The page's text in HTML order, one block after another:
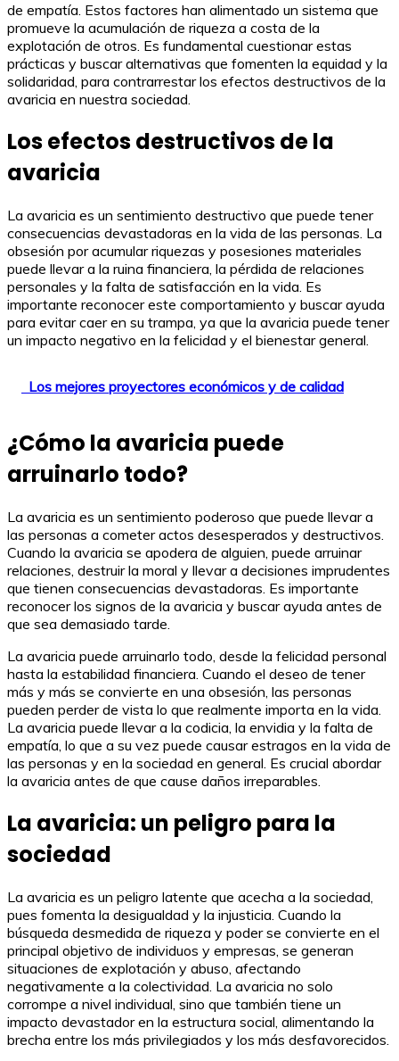
de empatía. Estos factores han alimentado un sistema que
promueve la acumulación de riqueza a costa de la
explotación de otros. Es fundamental cuestionar estas
prácticas y buscar alternativas que fomenten la equidad y la
solidaridad, para contrarrestar los efectos destructivos de la
avaricia en nuestra sociedad.
Los efectos destructivos de la
avaricia
La avaricia es un sentimiento destructivo que puede tener
consecuencias devastadoras en la vida de las personas. La
obsesión por acumular riquezas y posesiones materiales
puede llevar a la ruina financiera, la pérdida de relaciones
personales y la falta de satisfacción en la vida. Es
importante reconocer este comportamiento y buscar ayuda
para evitar caer en su trampa, ya que la avaricia puede tener
un impacto negativo en la felicidad y el bienestar general.
Los mejores proyectores económicos y de calidad
¿Cómo la avaricia puede
arruinarlo todo?
La avaricia es un sentimiento poderoso que puede llevar a
las personas a cometer actos desesperados y destructivos.
Cuando la avaricia se apodera de alguien, puede arruinar
relaciones, destruir la moral y llevar a decisiones imprudentes
que tienen consecuencias devastadoras. Es importante
reconocer los signos de la avaricia y buscar ayuda antes de
que sea demasiado tarde.
La avaricia puede arruinarlo todo, desde la felicidad personal
hasta la estabilidad financiera. Cuando el deseo de tener
más y más se convierte en una obsesión, las personas
pueden perder de vista lo que realmente importa en la vida.
La avaricia puede llevar a la codicia, la envidia y la falta de
empatía, lo que a su vez puede causar estragos en la vida de
las personas y en la sociedad en general. Es crucial abordar
la avaricia antes de que cause daños irreparables.
La avaricia: un peligro para la
sociedad
La avaricia es un peligro latente que acecha a la sociedad,
pues fomenta la desigualdad y la injusticia. Cuando la
búsqueda desmedida de riqueza y poder se convierte en el
principal objetivo de individuos y empresas, se generan
situaciones de explotación y abuso, afectando
negativamente a la colectividad. La avaricia no solo
corrompe a nivel individual, sino que también tiene un
impacto devastador en la estructura social, alimentando la
brecha entre los más privilegiados y los más desfavorecidos.